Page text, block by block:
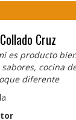
Cruz
es producto
cocina
diferente